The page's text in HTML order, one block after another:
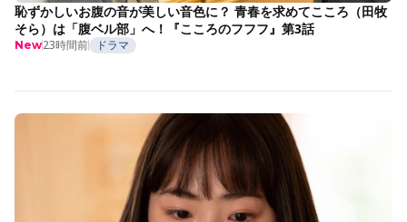
恥ずかしいお腹の音が美しい音色に？ 青春を求めてこころ（田牧
そら）は「腹ベル部」へ！『こころのフフフ』第3話
New23時間前 ドラマ